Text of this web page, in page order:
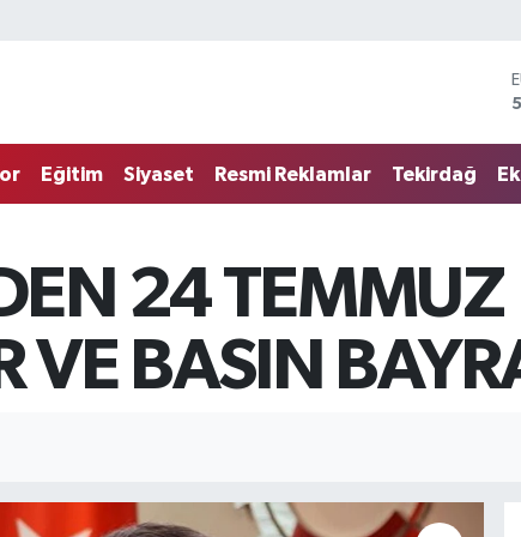
Eğitim Siyaset Resmi Reklamlar Tekirdağ
24 TEMMUZ
VE BASIN